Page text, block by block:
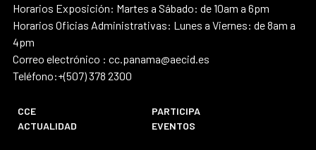
Horarios Exposición: Martes a Sábado: de 10am a 6pm
Horarios Oficias Administrativas: Lunes a Viernes: de 8am a
4pm
Correo electrónico : cc.panama@aecid.es
Teléfono:+(507) 378 2300
CCE
PARTICIPA
ACTUALIDAD
EVENTOS